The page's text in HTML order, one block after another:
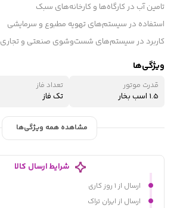
تامین آب در کارگاه‌ها و کارخانه‌های سبک
استفاده در سیستم‌های تهویه مطبوع و سرمایشی
کاربرد در سیستم‌های شست‌وشوی صنعتی و تجاری
ویژگی‌ها
قدرت موتور
1.5 اسب بخار
تعداد فاز
تک فاز
مشاهده همه ویژگی‌ها
شرایط ارسال کالا
ارسال از ۱ روز کاری
ارسال از ایران تراک